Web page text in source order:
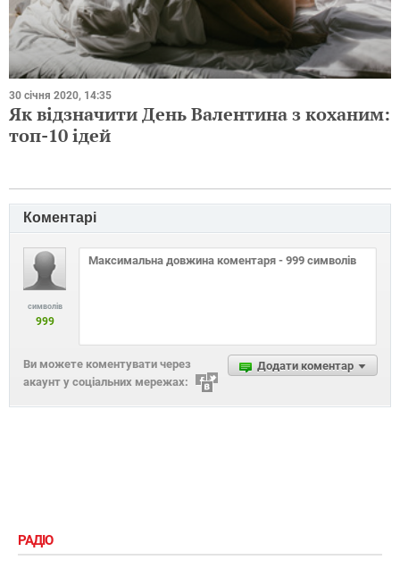
30 січня 2020, 14:35
Як відзначити День Валентина з коханим:
топ-10 ідей
Коментарі
символів
999
Додати коментар
Ви можете коментувати через
акаунт у соціальних мережах:
РАДІО